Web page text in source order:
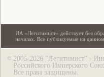
ИА «Легитимист» действует без
началах. Все публикуемые на
© 2005-2026 “Легитимист” -
Российского Имперского
Все права защищены.